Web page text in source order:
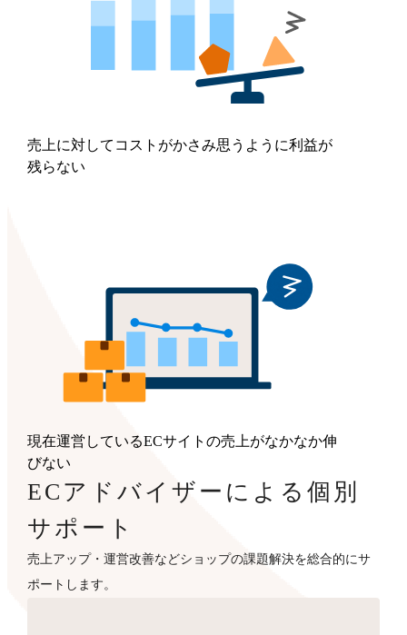
売上に対してコストがかさみ思うように利益が
残らない
現在運営しているECサイトの売上がなかなか伸
びない
ECアドバイザーによる個別
サポート
売上アップ・運営改善などショップの課題解決を総合的にサ
ポートします。